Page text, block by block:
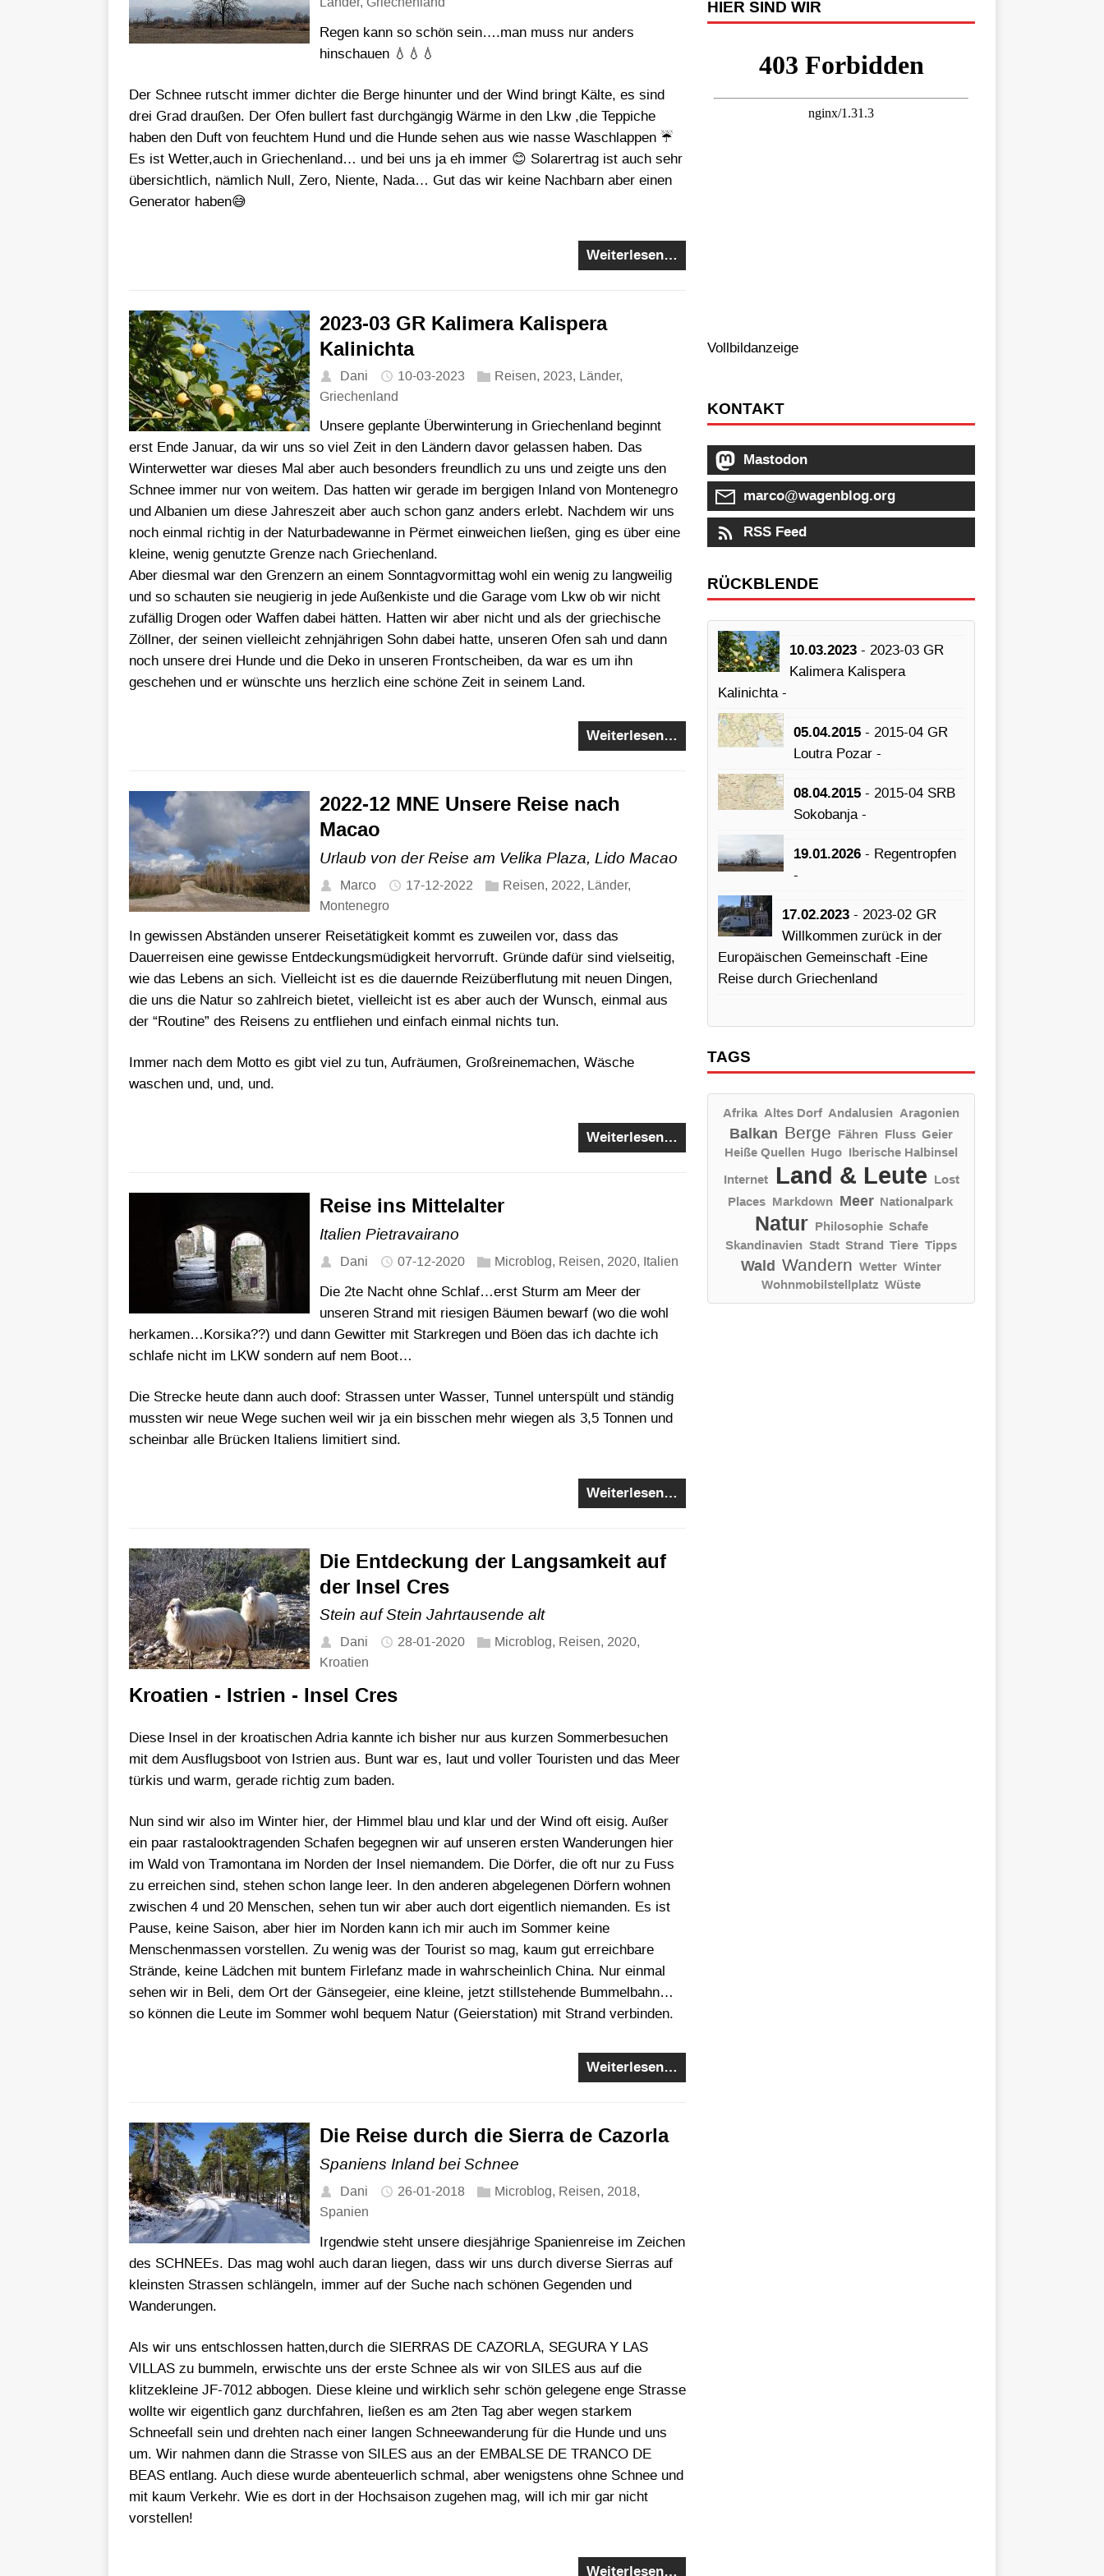
Regen kann so schön sein….man muss nur anders
hinschauen 💧💧💧
Der Schnee rutscht immer dichter die Berge hinunter und der Wind bringt Kälte, es sind
drei Grad draußen. Der Ofen bullert fast durchgängig Wärme in den Lkw ,die Teppiche
haben den Duft von feuchtem Hund und die Hunde sehen aus wie nasse Waschlappen ☔
Es ist Wetter,auch in Griechenland… und bei uns ja eh immer 😊 Solarertrag ist auch sehr
übersichtlich, nämlich Null, Zero, Niente, Nada… Gut das wir keine Nachbarn aber einen
Generator haben😅
Weiterlesen…
2023-03 GR Kalimera Kalispera
Kalinichta
Dani 10-03-2023 Reisen, 2023, Länder,
Griechenland
Unsere geplante Überwinterung in Griechenland beginnt
erst Ende Januar, da wir uns so viel Zeit in den Ländern davor gelassen haben. Das
Winterwetter war dieses Mal aber auch besonders freundlich zu uns und zeigte uns den
Schnee immer nur von weitem. Das hatten wir gerade im bergigen Inland von Montenegro
und Albanien um diese Jahreszeit aber auch schon ganz anders erlebt. Nachdem wir uns
noch einmal richtig in der Naturbadewanne in Përmet einweichen ließen, ging es über eine
kleine, wenig genutzte Grenze nach Griechenland.
Aber diesmal war den Grenzern an einem Sonntagvormittag wohl ein wenig zu langweilig
und so schauten sie neugierig in jede Außenkiste und die Garage vom Lkw ob wir nicht
zufällig Drogen oder Waffen dabei hätten. Hatten wir aber nicht und als der griechische
Zöllner, der seinen vielleicht zehnjährigen Sohn dabei hatte, unseren Ofen sah und dann
noch unsere drei Hunde und die Deko in unseren Frontscheiben, da war es um ihn
geschehen und er wünschte uns herzlich eine schöne Zeit in seinem Land.
Weiterlesen…
2022-12 MNE Unsere Reise nach
Macao
Urlaub von der Reise am Velika Plaza, Lido Macao
Marco 17-12-2022 Reisen, 2022, Länder,
Montenegro
In gewissen Abständen unserer Reisetätigkeit kommt es zuweilen vor, dass das
Dauerreisen eine gewisse Entdeckungsmüdigkeit hervorruft. Gründe dafür sind vielseitig,
wie das Lebens an sich. Vielleicht ist es die dauernde Reizüberflutung mit neuen Dingen,
die uns die Natur so zahlreich bietet, vielleicht ist es aber auch der Wunsch, einmal aus
der “Routine” des Reisens zu entfliehen und einfach einmal nichts tun.
Immer nach dem Motto es gibt viel zu tun, Aufräumen, Großreinemachen, Wäsche
waschen und, und, und.
Weiterlesen…
Reise ins Mittelalter
Italien Pietravairano
Dani 07-12-2020 Microblog, Reisen, 2020, Italien
Die 2te Nacht ohne Schlaf…erst Sturm am Meer der
unseren Strand mit riesigen Bäumen bewarf (wo die wohl
herkamen…Korsika??) und dann Gewitter mit Starkregen und Böen das ich dachte ich
schlafe nicht im LKW sondern auf nem Boot…
Die Strecke heute dann auch doof: Strassen unter Wasser, Tunnel unterspült und ständig
mussten wir neue Wege suchen weil wir ja ein bisschen mehr wiegen als 3,5 Tonnen und
scheinbar alle Brücken Italiens limitiert sind.
Weiterlesen…
Die Entdeckung der Langsamkeit auf
der Insel Cres
Stein auf Stein Jahrtausende alt
Dani 28-01-2020 Microblog, Reisen, 2020,
Kroatien
Kroatien - Istrien - Insel Cres
Diese Insel in der kroatischen Adria kannte ich bisher nur aus kurzen Sommerbesuchen
mit dem Ausflugsboot von Istrien aus. Bunt war es, laut und voller Touristen und das Meer
türkis und warm, gerade richtig zum baden.
Nun sind wir also im Winter hier, der Himmel blau und klar und der Wind oft eisig. Außer
ein paar rastalooktragenden Schafen begegnen wir auf unseren ersten Wanderungen hier
im Wald von Tramontana im Norden der Insel niemandem. Die Dörfer, die oft nur zu Fuss
zu erreichen sind, stehen schon lange leer. In den anderen abgelegenen Dörfern wohnen
zwischen 4 und 20 Menschen, sehen tun wir aber auch dort eigentlich niemanden. Es ist
Pause, keine Saison, aber hier im Norden kann ich mir auch im Sommer keine
Menschenmassen vorstellen. Zu wenig was der Tourist so mag, kaum gut erreichbare
Strände, keine Lädchen mit buntem Firlefanz made in wahrscheinlich China. Nur einmal
sehen wir in Beli, dem Ort der Gänsegeier, eine kleine, jetzt stillstehende Bummelbahn…
so können die Leute im Sommer wohl bequem Natur (Geierstation) mit Strand verbinden.
Weiterlesen…
Die Reise durch die Sierra de Cazorla
Spaniens Inland bei Schnee
Dani 26-01-2018 Microblog, Reisen, 2018,
Spanien
Irgendwie steht unsere diesjährige Spanienreise im Zeichen
des SCHNEEs. Das mag wohl auch daran liegen, dass wir uns durch diverse Sierras auf
kleinsten Strassen schlängeln, immer auf der Suche nach schönen Gegenden und
Wanderungen.
Als wir uns entschlossen hatten,durch die SIERRAS DE CAZORLA, SEGURA Y LAS
VILLAS zu bummeln, erwischte uns der erste Schnee als wir von SILES aus auf die
klitzekleine JF-7012 abbogen. Diese kleine und wirklich sehr schön gelegene enge Strasse
wollte wir eigentlich ganz durchfahren, ließen es am 2ten Tag aber wegen starkem
Schneefall sein und drehten nach einer langen Schneewanderung für die Hunde und uns
um. Wir nahmen dann die Strasse von SILES aus an der EMBALSE DE TRANCO DE
BEAS entlang. Auch diese wurde abenteuerlich schmal, aber wenigstens ohne Schnee und
mit kaum Verkehr. Wie es dort in der Hochsaison zugehen mag, will ich mir gar nicht
vorstellen!
Weiterlesen…
HIER SIND WIR
Vollbildanzeige
KONTAKT
Mastodon
marco@wagenblog.org
RSS Feed
RÜCKBLENDE
10.03.2023- 2023-03 GR
Kalimera Kalispera
Kalinichta -
05.04.2015- 2015-04 GR
Loutra Pozar -
08.04.2015- 2015-04 SRB
Sokobanja -
19.01.2026- Regentropfen
-
17.02.2023- 2023-02 GR
Willkommen zurück in der
Europäischen Gemeinschaft -Eine
Reise durch Griechenland
TAGS
Afrika Altes Dorf Andalusien Aragonien
Balkan Berge Fähren Fluss Geier
Heiße Quellen Hugo Iberische Halbinsel
Internet
Land & Leute Lost
Places Markdown Meer Nationalpark
Natur Philosophie Schafe
Skandinavien Stadt Strand Tiere Tipps
Wald Wandern Wetter Winter
Wohnmobilstellplatz Wüste